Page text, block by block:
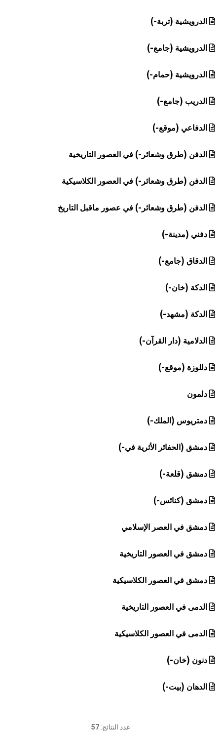
الدرويشية (تربة-)
الدرويشية (جامع-)
الدرويشية (حمام-)
الدريب (جامع-)
الدفاعي (موقع-)
الدفن (طرق وشعائر-) في العصور التاريخية
الدفن (طرق وشعائر-) في العصور الكلاسيكية
الدفن (طرق وشعائر-) في عصور ماقبل التاريخ
دفني (مدينة-)
الدقاق (جامع-)
الدكة (خان-)
الدكة (مشهد-)
الدلامية (دار القرآن-)
دللوزة (موقع-)
دلمون
دمتريوس (الملك-)
دمشق (الحفائر الأثرية في-)
دمشق (قلعة-)
دمشق (كنائس-)
دمشق في العصر الإسلامي
دمشق في العصور التاريخية
دمشق في العصور الكلاسيكية
الدمى في العصور التاريخية
الدمى في العصور الكلاسيكية
دنون (خان-)
الدهان (بيت-)
عدد النتائج:57